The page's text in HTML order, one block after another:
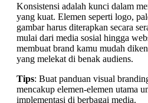
Konsistensi adalah kunci dalam
yang kuat. Elemen seperti logo,
gambar harus diterapkan secara
mulai dari media sosial hingga
membuat brand kamu mudah
yang melekat di benak audiens.
Tips: Buat panduan visual
mencakup elemen-elemen utama
implementasi di berbagai media.